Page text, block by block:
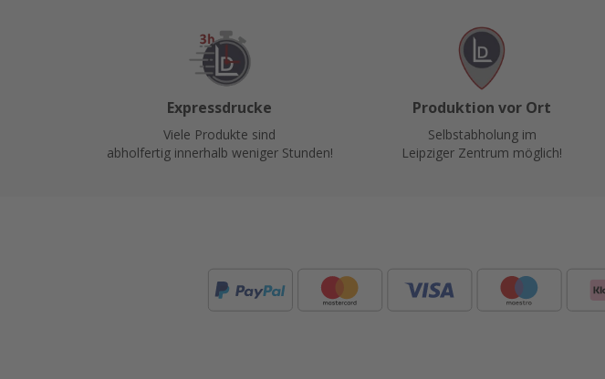
Expressdrucke
Viele Produkte sind
abholfertig innerhalb weniger Stunden!
Produktion vor Ort
Selbstabholung im
Leipziger Zentrum möglich!